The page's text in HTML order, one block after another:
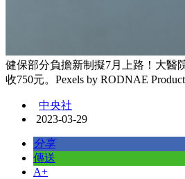
健保部分負擔新制擬7月上路！大醫
收750元。Pexels by RODNAE
中央社
2023-03-29
分享
傳送
A+